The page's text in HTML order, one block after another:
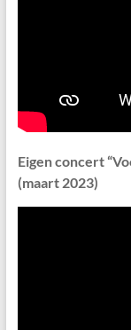
Eigen concert
(maart 2023)